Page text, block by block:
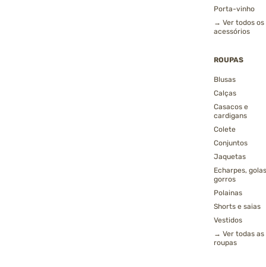
Porta-vinho
→ Ver todos os
acessórios
ROUPAS
Blusas
Calças
Casacos e
cardigans
Colete
Conjuntos
Jaquetas
Echarpes,
gorros
Polainas
Shorts e saias
Vestidos
→ Ver todas as
roupas